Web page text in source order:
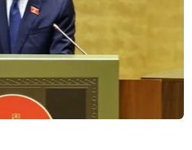
về tình hình tại Deraa,
đề buôn lậu ma túy